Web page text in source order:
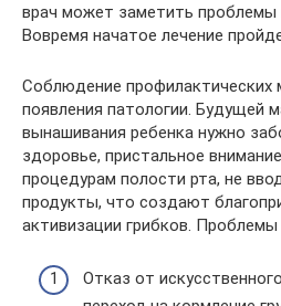
врач может заметить проблемы
Вовремя начатое лечение
Соблюдение профилактических
появления патологии. Будущей
вынашивания ребенка нужно
здоровье, пристальное
процедурам полости рта, не
продукты, что создают
активизации грибков.
Отказ от